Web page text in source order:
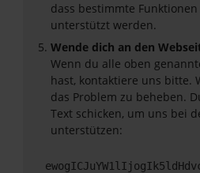
dass bestimmte
unterstützt werden.
Wende dich an den
Wenn du alle oben
hast, kontaktiere uns bitte.
das Problem zu beheben.
Text schicken, um uns bei
unterstützen: